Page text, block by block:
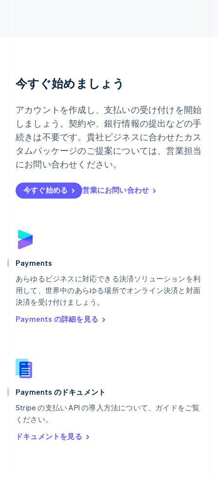
今すぐ始めましょう
アカウントを作成し、支払いの受け付けを開始
しましょう。契約や、銀行情報の提出などの手
続きは不要です。貴社ビジネスに合わせたカス
タムパッケージのご提案については、営業担当
にお問い合わせください。
今すぐ始める 営業にお問い合わせ
Payments
あらゆるビジネスに対応できる決済ソリューションを利
用して、世界中のあらゆる場所でオンライン決済と対面
決済を受け付けましょう。
Payments の詳細を見る
Payments のドキュメント
Stripe の支払い API の導入方法について、ガイドをご覧
ください。
ドキュメントを見る
English
Deutsch English
ニュージーランド
English
ノルウェー
English
ハンガリー
English
EnglishSvenska
ブラジル
ブルガリア
English
Nederlands
English
ポルトガル
PortuguêsEnglish
English
Español
ラトビア
リトアニア
リヒテンシュタイン
Deutsch
English